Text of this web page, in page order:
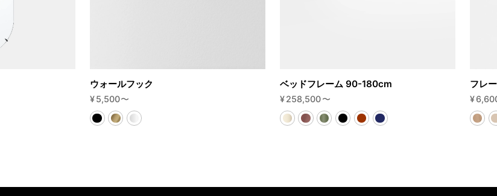
ウォールフック
¥5,500〜
ベッドフレーム 90-180cm
¥258,500〜
フレ
¥